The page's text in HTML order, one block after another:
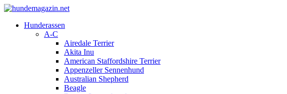
Hunderassen
A-C
Airedale Terrier
Akita Inu
American Staffordshire Terrier
Appenzeller Sennenhund
Australian Shepherd
Beagle